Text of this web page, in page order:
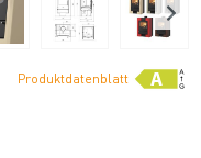
Produktdatenblatt